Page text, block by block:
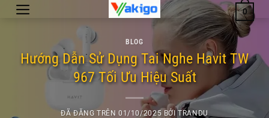
Chuyển
dung
0
BLOG
Hướng Dẫn Sử Dụng Tai Nghe Havit TW
967 Tối Ưu Hiệu Suất
ĐÃ ĐĂNG TRÊN01/10/2025 BỞITRANDU